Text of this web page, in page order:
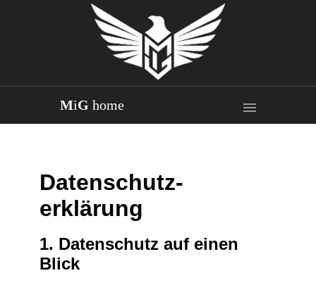
MiG home
Datenschutz­
erklärung
1. Datenschutz auf einen
Blick